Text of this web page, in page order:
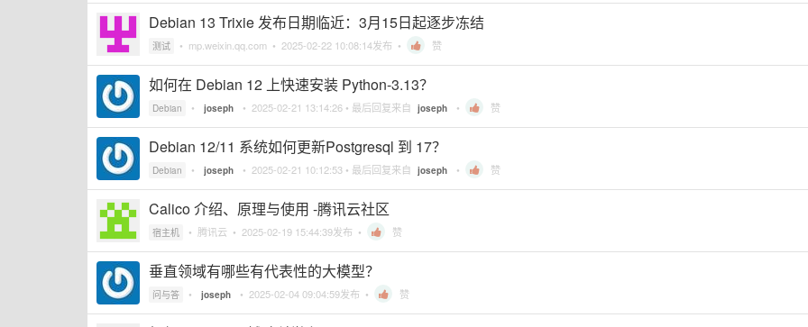
Debian 13 Trixie 发布日期临近：3月15日起逐步冻结
测试 • mp.weixin.qq.com • 2025-02-22 10:08:14发布 • 赞
如何在 Debian 12 上快速安装 Python-3.13？
Debian • joseph • 2025-02-21 13:14:26 • 最后回复来自 joseph • 赞
Debian 12/11 系统如何更新Postgresql 到 17？
Debian • joseph • 2025-02-21 10:12:53 • 最后回复来自 joseph • 赞
Calico 介绍、原理与使用 -腾讯云社区
宿主机 • 腾讯云 • 2025-02-19 15:44:39发布 • 赞
垂直领域有哪些有代表性的大模型？
问与答 • joseph • 2025-02-04 09:04:59发布 • 赞